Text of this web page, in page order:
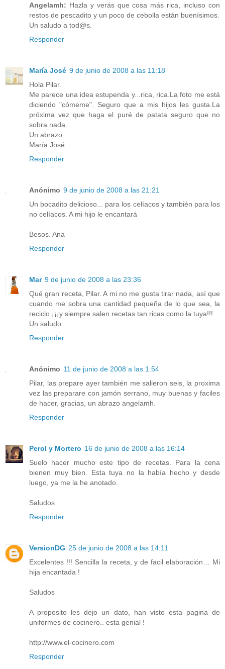
Angelamh: Hazla y verás que cosa más rica, incluso con
restos de pescadito y un poco de cebolla están buenísimos.
Un saludo a tod@s.
Responder
María José 9 de junio de 2008 a las 11:18
Hola Pilar.
Me parece una idea estupenda y...rica, rica.La foto me está
diciendo "cómeme". Seguro que a mis hijos les gusta.La
próxima vez que haga el puré de patata seguro que no
sobra nada.
Un abrazo.
María José.
Responder
Anónimo 9 de junio de 2008 a las 21:21
Un bocadito delicioso... para los celíacos y también para los
no celíacos. A mi hijo le encantará
Besos. Ana
Responder
Mar 9 de junio de 2008 a las 23:36
Qué gran receta, Pilar. A mi no me gusta tirar nada, así que
cuando me sobra una cantidad pequeña de lo que sea, la
reciclo ¡¡¡y siempre salen recetas tan ricas como la tuya!!!
Un saludo.
Responder
Anónimo 11 de junio de 2008 a las 1:54
Pilar, las prepare ayer también me salieron seis, la proxima
vez las preparare con jamón serrano, muy buenas y faciles
de hacer, gracias, un abrazo angelamh.
Responder
Perol y Mortero 16 de junio de 2008 a las 16:14
Suelo hacer mucho este tipo de recetas. Para la cena
bienen muy bien. Esta tuya no la había hecho y desde
luego, ya me la he anotado.
Saludos
Responder
VersionDG 25 de junio de 2008 a las 14:11
Excelentes !!! Sencilla la receta, y de facil elaboración… Mi
hija encantada !
Saludos
A proposito les dejo un dato, han visto esta pagina de
uniformes de cocinero.. esta genial !
http://www.el-cocinero.com
Responder